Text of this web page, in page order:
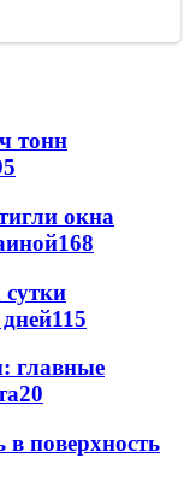
тонн
окна
168
115
главные
20
в поверхность